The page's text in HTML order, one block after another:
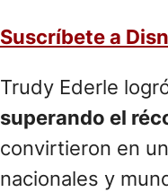
Suscríbete a
Trudy Ederle
superando el
convirtieron en
nacionales y